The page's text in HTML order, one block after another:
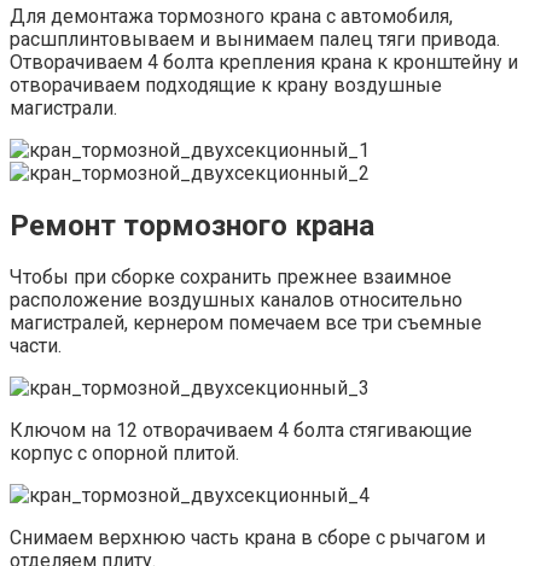
Для демонтажа тормозного крана с автомобиля,
расшплинтовываем и вынимаем палец тяги привода.
Отворачиваем 4 болта крепления крана к кронштейну и
отворачиваем подходящие к крану воздушные
магистрали.
Ремонт тормозного крана
Чтобы при сборке сохранить прежнее взаимное
расположение воздушных каналов относительно
магистралей, кернером помечаем все три съемные
части.
Ключом на 12 отворачиваем 4 болта стягивающие
корпус с опорной плитой.
Снимаем верхнюю часть крана в сборе с рычагом и
отделяем плиту.